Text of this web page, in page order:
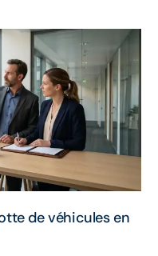
de véhicules en